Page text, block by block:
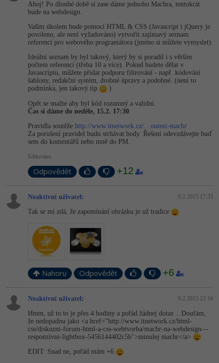
ASP.NET MVC
Django
Best practices
MySQL/MariaDB
MS-SQL
SQLite
Systémový administrátor
Grafik / UX/UI návrhář
3D grafik
Projektový manažer
Databázový analytik
Copywriter
WordPress specialista
SEO specialista
Kotlin -80%
C -80%
VB.NET
SQL
Návrh SW -80%
Algoritmy -41%
-10%
Pro děti
Více
Fórum
Business
Kryptoměny -25%
Copywriting -30%
MS Office -80%
Google Dokumenty
Time management
Linux
Sítě
Elektronický podpis
Fórum
Adobe After Effects
Blender -80%
Inkscape
Fotografování -80%
Video
Ostatní
Příběhy absolventů
Blog
Kariéra
Pro firmy
Ahoj! Po dlouhé době si zase dáme jednoho Machra, tentokrát
bude na webdesign.
Vaším úkolem bude pomocí HTML & CSS (Javascript i jQuery je
povoleno, ale není vyžadováno) vytvořit zajímavý seznam
referencí pro webového programátora (jméno si můžete vymyslet).
Ideální seznam by byl takový, který by si poradil i s větším
počtem referencí (třeba 10 a více). Pokud budete dělat v
Javascriptu, můžete přidat podporu filtrování - např. kódování
šablony, redakční systém, drobné úpravy a podobné. (není to
podmínka, jen takový tip
)
Opět se snažte aby byl kód rozumný a validní.
Čas si dáme do neděle, 15.2. 17:30
Pravidla soutěže http://www.itnetwork.cz/…outezi-machr
Za porušení pravidel budu strhávat body. Řešení odevzdávejte buď
sem do komentářů nebo mně do PM.
Editováno
Odpovědět +12
Neaktivní uživatel : 9.2.2015 17:35
Tak se mi zdá, že zapomínání obrázku je už tradice
Nahoru Odpovědět +6
Neaktivní uživatel: 9.2.2015 22:16
Hmm, už to to je přes 4 hodiny a pořád žádnej dotaz .. Doufám,
že nedopadnu jako <a href="http://­www.itnetwork­.cz/html-
css/diskuzni-forum-html-a-css-webtvorba/machr-na-webdesign---
responzivni-lightbox-5456144402c5b­">minulej machr</a>
EDIT: Snad ne, pořád mám +6